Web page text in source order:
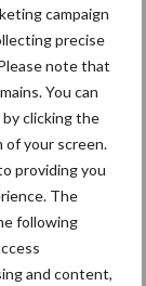
campaign
precise
note that
You can
clicking the
your screen.
providing you
The
following
and content,
nieuws
grillig:
houden